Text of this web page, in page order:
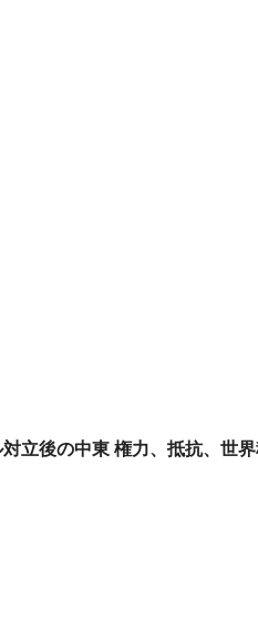
立後の中東 権力、抵抗、世